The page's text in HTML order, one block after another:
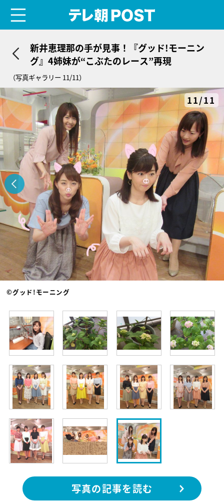
新井恵理那の手が見事！『グッド!モーニン
グ』4姉妹が“こぶたのレース”再現
（写真ギャラリー 11/11）
11/11
©グッド!モーニング
写真の記事を読む